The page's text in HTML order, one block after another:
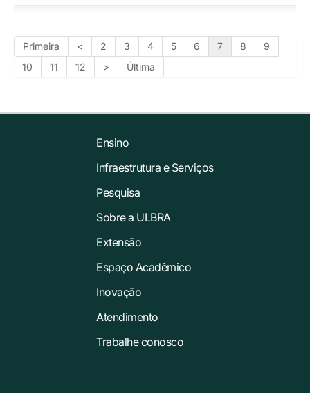
Primeira < 2 3 4 5 6 7 8
9
10
11 12 > Última
Ensino
Infraestrutura e Serviços
Pesquisa
Sobre a ULBRA
Extensão
Espaço Acadêmico
Inovação
Atendimento
Trabalhe conosco